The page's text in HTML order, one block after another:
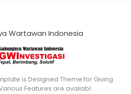
Wartawan Indonesia
is Designed Theme for Giving
Features are availabl…